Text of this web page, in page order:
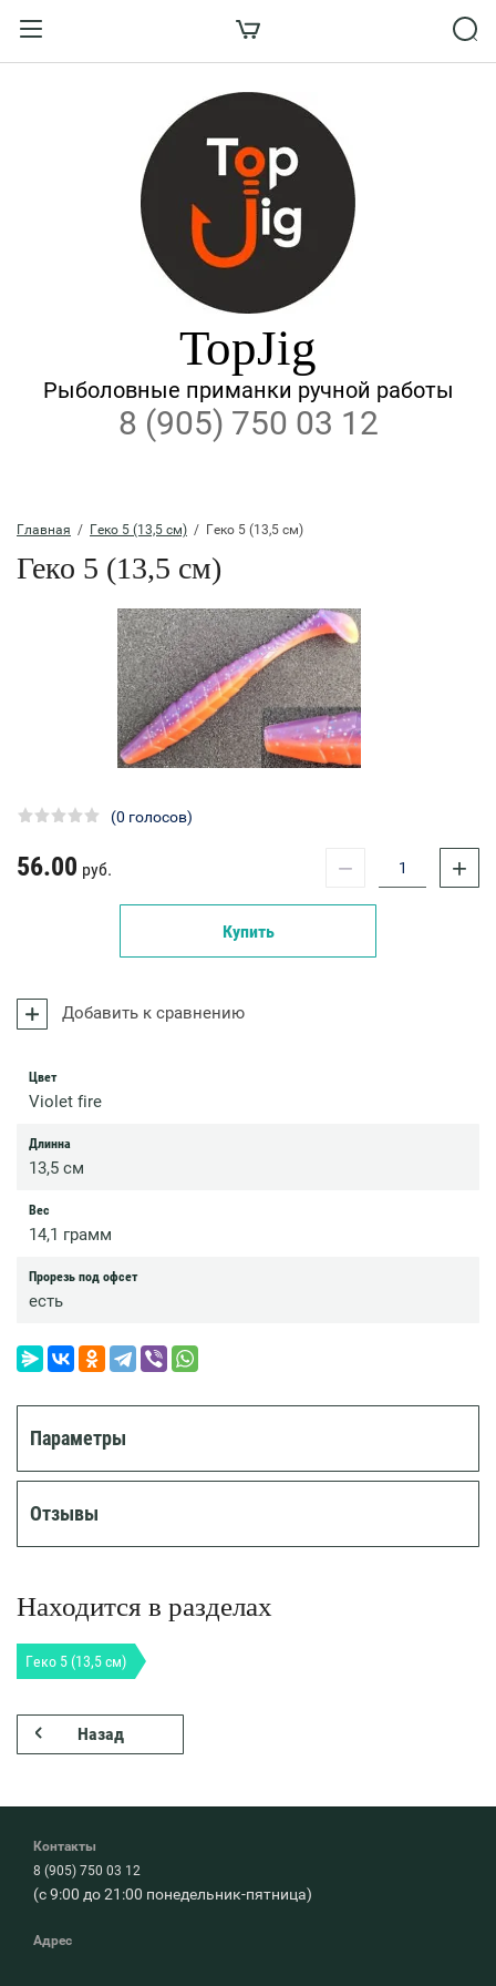
ВХОД В КАБИНЕТ
Забыли пароль?
ВОЙТИ
Регистрация
TopJig
Рыболовные приманки ручной работы
8 (905) 750 03 12
Главная
  /
Геко 5 (13,5 см)
  /  Геко 5 (13,5 см)
Геко 5 (13,5 см)
(0 голосов)
56.00 руб. − +
Купить
Добавить к сравнению
Цвет
Violet fire
Длинна
13,5 см
Вес
14,1 грамм
Прорезь под офсет
есть
Параметры
Отзывы
Находится в разделах
Геко 5 (13,5 см)
Назад
Контакты
8 (905) 750 03 12
(с 9:00 до 21:00 понедельник-пятница)
Адрес